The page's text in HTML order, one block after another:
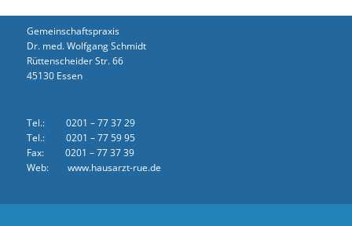
Gemeinschaftspraxis
Dr. med. Wolfgang Schmidt
Rüttenscheider Str. 66
45130 Essen
Tel.: 0201 – 77 37 29
Tel.: 0201 – 77 59 95
Fax: 0201 – 77 37 39
Web: www.hausarzt-rue.de